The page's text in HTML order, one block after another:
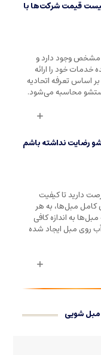
لیست قیمت شرکت‌ها با
وجود دارد و
خود را ارائه
تعرفه اتحادیه
محاسبه می‌شود.
رضایت نداشته باشم
مبل شویی، شما ۱۰ روز فرصت دارید تا کیفیت
مبل‌ها، به هر
به اندازه کافی
روی مبل ایجاد شده
مبل شویی